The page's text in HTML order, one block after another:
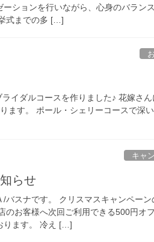
ションを行いながら、心身のバラン
式までの多 […]
イダルコースを作りました♪ 花嫁さん
ます。 ポール・シェリーコースで深
キャ
らせ
バスナです。 クリスマスキャンペーン
のお客様へ次回ご利用できる500円オ
ります。 冷え […]